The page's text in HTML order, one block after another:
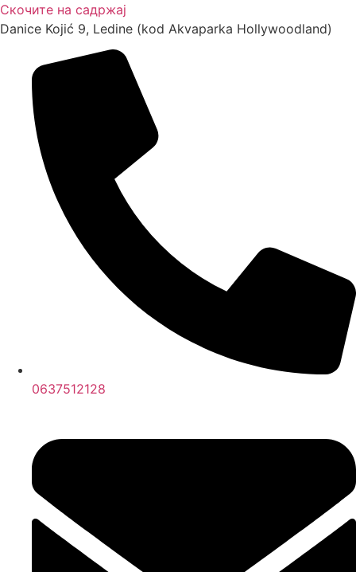
Скочите на садржај
Danice Kojić 9, Ledine (kod Akvaparka Hollywoodland)
0637512128